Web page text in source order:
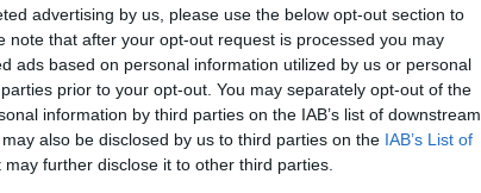
advertising by us, please use the below opt-out section to
note that after your opt-out request is processed you may
ads based on personal information utilized by us or personal
prior to your opt-out. You may separately opt-out of the
information by third parties on the IAB’s list of downstream
also be disclosed by us to third parties on the IAB’s List of
may further disclose it to other third parties.